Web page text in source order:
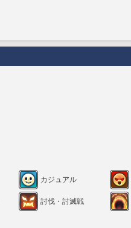
カジュアル
討伐・討滅戦